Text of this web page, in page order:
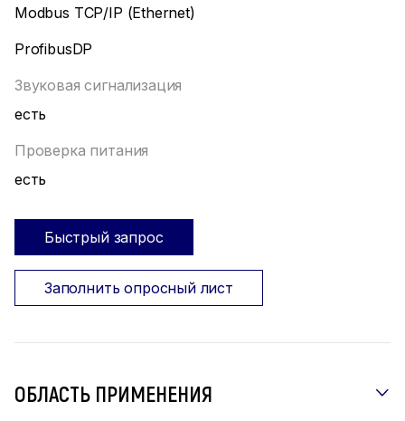
Modbus TCP/IP (Ethernet)
ProfibusDP
Звуковая сигнализация
есть
Проверка питания
есть
Быстрый запрос
Заполнить опросный лист
ОБЛАСТЬ ПРИМЕНЕНИЯ